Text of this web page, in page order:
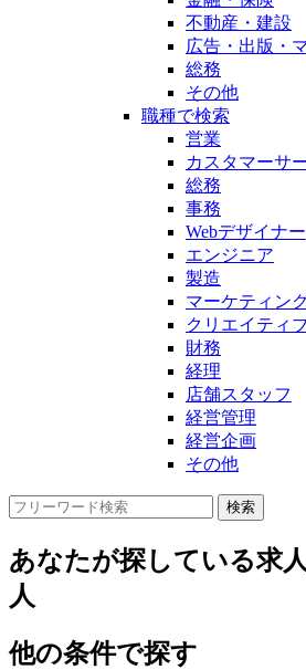
不動産・建設
広告・出版・
総務
その他
職種で検索
営業
カスタマーサ
総務
事務
Webデザイナー
エンジニア
製造
マーケティン
クリエイティ
財務
経理
店舗スタッフ
経営管理
経営企画
その他
あなたが探している求
人
他の条件で探す